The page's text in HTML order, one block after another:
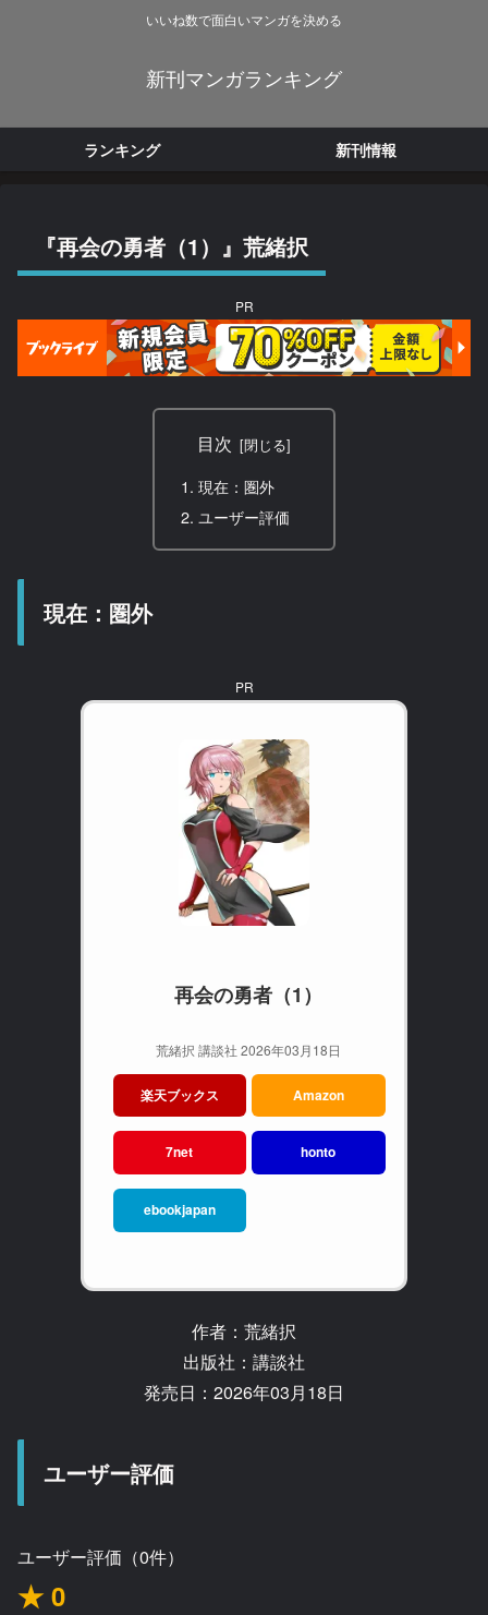
いいね数で面白いマンガを決める
新刊マンガランキング
ランキング 新刊情報
『再会の勇者（1）』荒緒択
PR
目次
現在：圏外
ユーザー評価
現在：圏外
PR
再会の勇者（1）
荒緒択 講談社 2026年03月18日
楽天ブックス Amazon
7net honto
ebookjapan
作者：荒緒択
出版社：講談社
発売日：2026年03月18日
ユーザー評価
ユーザー評価（0件）
★ 0